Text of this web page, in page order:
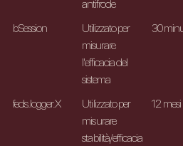
bSession
feds.logger.X
antifrode
Utilizzato per
misurare
l'efficacia del
sistema
Utilizzato per
misurare
stabilità/efficacia
30
12 mesi